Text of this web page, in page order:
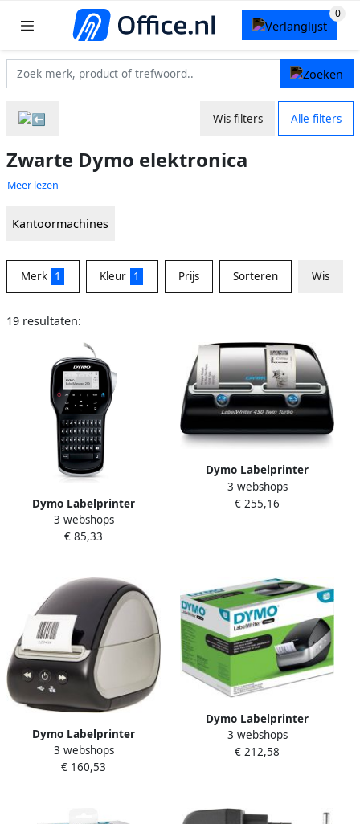
Wis filters Alle filters
Zwarte Dymo elektronica
Meer lezen
Kantoormachines
Merk 1 Kleur 1 Prijs Sorteren Wis
19 resultaten:
Dymo Labelprinter
LabelManager 280
draagbaar azerty 12mm
3 webshops
€ 85,33
Dymo Labelprinter
LabelWriter 450 Twin Turbo
desktop zwart
3 webshops
€ 255,16
Dymo Labelprinter
LabelWriter 550 Turbo
desktop zwart
3 webshops
€ 160,53
Dymo Labelprinter
LabelWriter Wireless
desktop zwart
3 webshops
€ 212,58